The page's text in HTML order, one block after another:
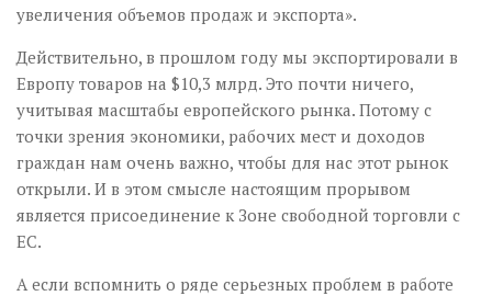
увеличения объемов продаж и экспорта».
Действительно, в прошлом году мы экспортировали в
Европу товаров на $10,3 млрд. Это почти ничего,
учитывая масштабы европейского рынка. Потому с
точки зрения экономики, рабочих мест и доходов
граждан нам очень важно, чтобы для нас этот рынок
открыли. И в этом смысле настоящим прорывом
является присоединение к Зоне свободной торговли с
ЕС.
А если вспомнить о ряде серьезных проблем в работе